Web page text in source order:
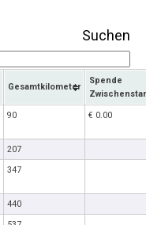
Suchen
Gesamtkilometer
Spende
90 € 0.00
207
347
440